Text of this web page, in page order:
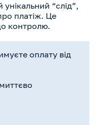
“слід”,
платіж. Це
контролю.
оплату від